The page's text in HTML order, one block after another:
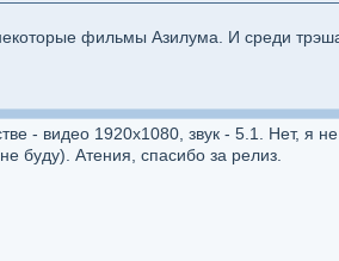
фильмы Азилума. И среди
- видео 1920x1080, звук - 5.1. Нет, я
буду). Атения, спасибо за релиз.